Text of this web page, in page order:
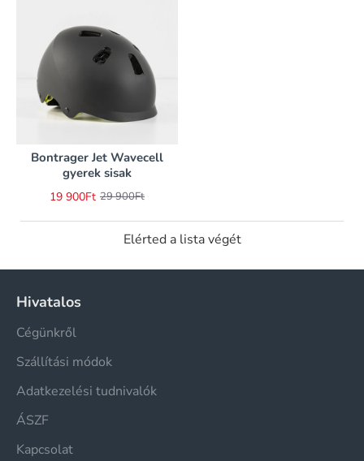
-33%
Bontrager Jet Wavecell
gyerek sisak
19 900Ft 29 900Ft
Elérted a lista végét
Hivatalos
Cégünkről
Szállítási módok
Adatkezelési tudnivalók
ÁSZF
Kapcsolat